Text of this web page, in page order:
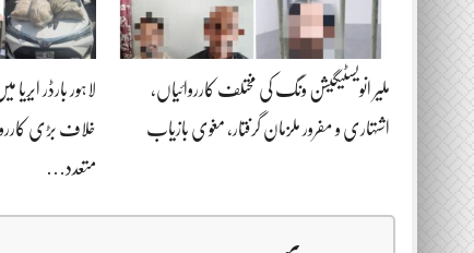
ملیر انویسٹیگیشن ونگ کی مختلف کارروائیاں،
اشتہاری و مفرور ملزمان گرفتار، مغوی بازیاب
لاہور بارڈر
خلاف بڑی
متعدد…